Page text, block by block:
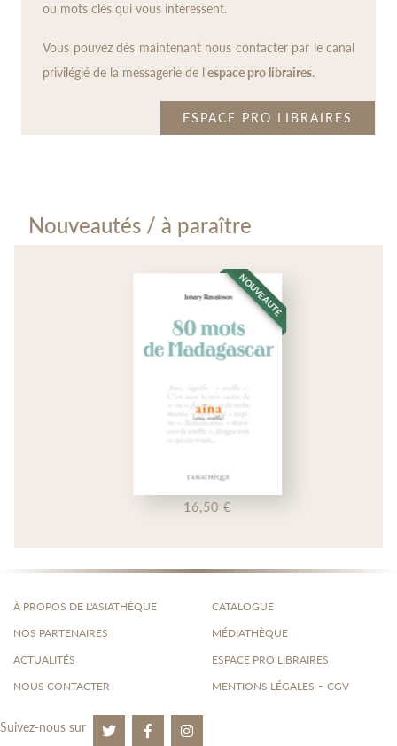
ou mots clés qui vous intéressent.
Vous pouvez dès maintenant nous contacter par le canal
privilégié de la messagerie de l'espace pro libraires.
ESPACE PRO LIBRAIRES
Nouveautés / à paraître
NOUVEAUTÉ
16,50 €
À PROPOS DE L'ASIATHÈQUE
NOS PARTENAIRES
ACTUALITÉS
NOUS CONTACTER
CATALOGUE
MÉDIATHÈQUE
ESPACE PRO LIBRAIRES
MENTIONS LÉGALES - CGV
Suivez-nous sur